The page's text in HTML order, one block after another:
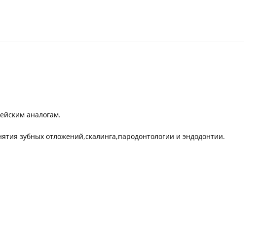
аналогам.
зубных отложений,скалинга,пародонтологии и эндодонтии.